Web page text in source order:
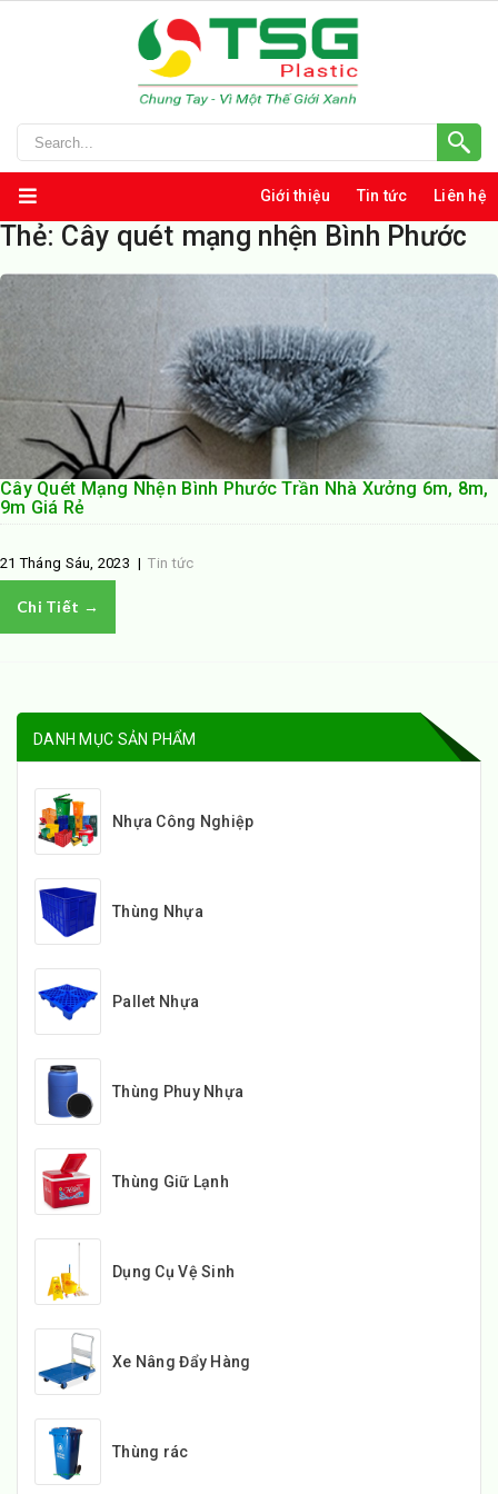
Giới thiệu Tin tức Liên hệ
Thẻ: Cây quét mạng nhện Bình Phước
Cây Quét Mạng Nhện Bình Phước Trần Nhà Xưởng 6m, 8m,
9m Giá Rẻ
21 Tháng Sáu, 2023 |Tin tức
Chi Tiết →
DANH MỤC SẢN PHẨM
Nhựa Công Nghiệp
Thùng Nhựa
Pallet Nhựa
Thùng Phuy Nhựa
Thùng Giữ Lạnh
Dụng Cụ Vệ Sinh
Xe Nâng Đẩy Hàng
Thùng rác